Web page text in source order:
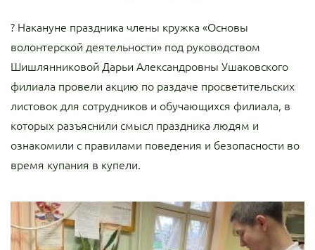
? Накануне праздника члены кружка «Основы
волонтерской деятельности» под руководством
Шишлянниковой Дарьи Александровны Ушаковского
филиала провели акцию по раздаче просветительских
листовок для сотрудников и обучающихся филиала, в
которых разъяснили смысл праздника людям и
ознакомили с правилами поведения и безопасности во
время купания в купели.